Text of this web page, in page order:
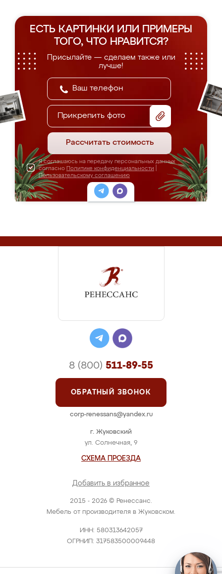
ЕСТЬ КАРТИНКИ ИЛИ ПРИМЕРЫ
ТОГО, ЧТО НРАВИТСЯ?
Присылайте — сделаем также или
лучше!
Прикрепить фото
Рассчитать стоимость
Я соглашаюсь на передачу персональных данных
согласно Политике конфиденциальности
Пользовательскому соглашению
2015 - 2026 © Ренессанс.
Мебель от производителя в Жуковском.
ИНН: 580313642057
ОГРНИП: 317583500009448
г. Жуковский
ул. Солнечная, 9
СХЕМА ПРОЕЗДА
Добавить в избранное
8 (800) 511-89-55
ОБРАТНЫЙ ЗВОНОК
corp-renessans@yandex.ru